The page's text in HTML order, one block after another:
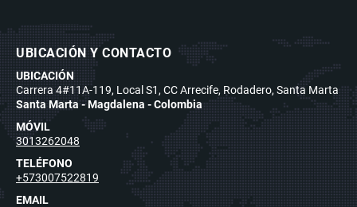
UBICACIÓN Y CONTACTO
UBICACIÓN
Carrera 4#11A-119, Local S1, CC Arrecife, Rodadero, Santa Marta
Santa Marta - Magdalena - Colombia
MÓVIL
3013262048
TELÉFONO
+573007522819
EMAIL